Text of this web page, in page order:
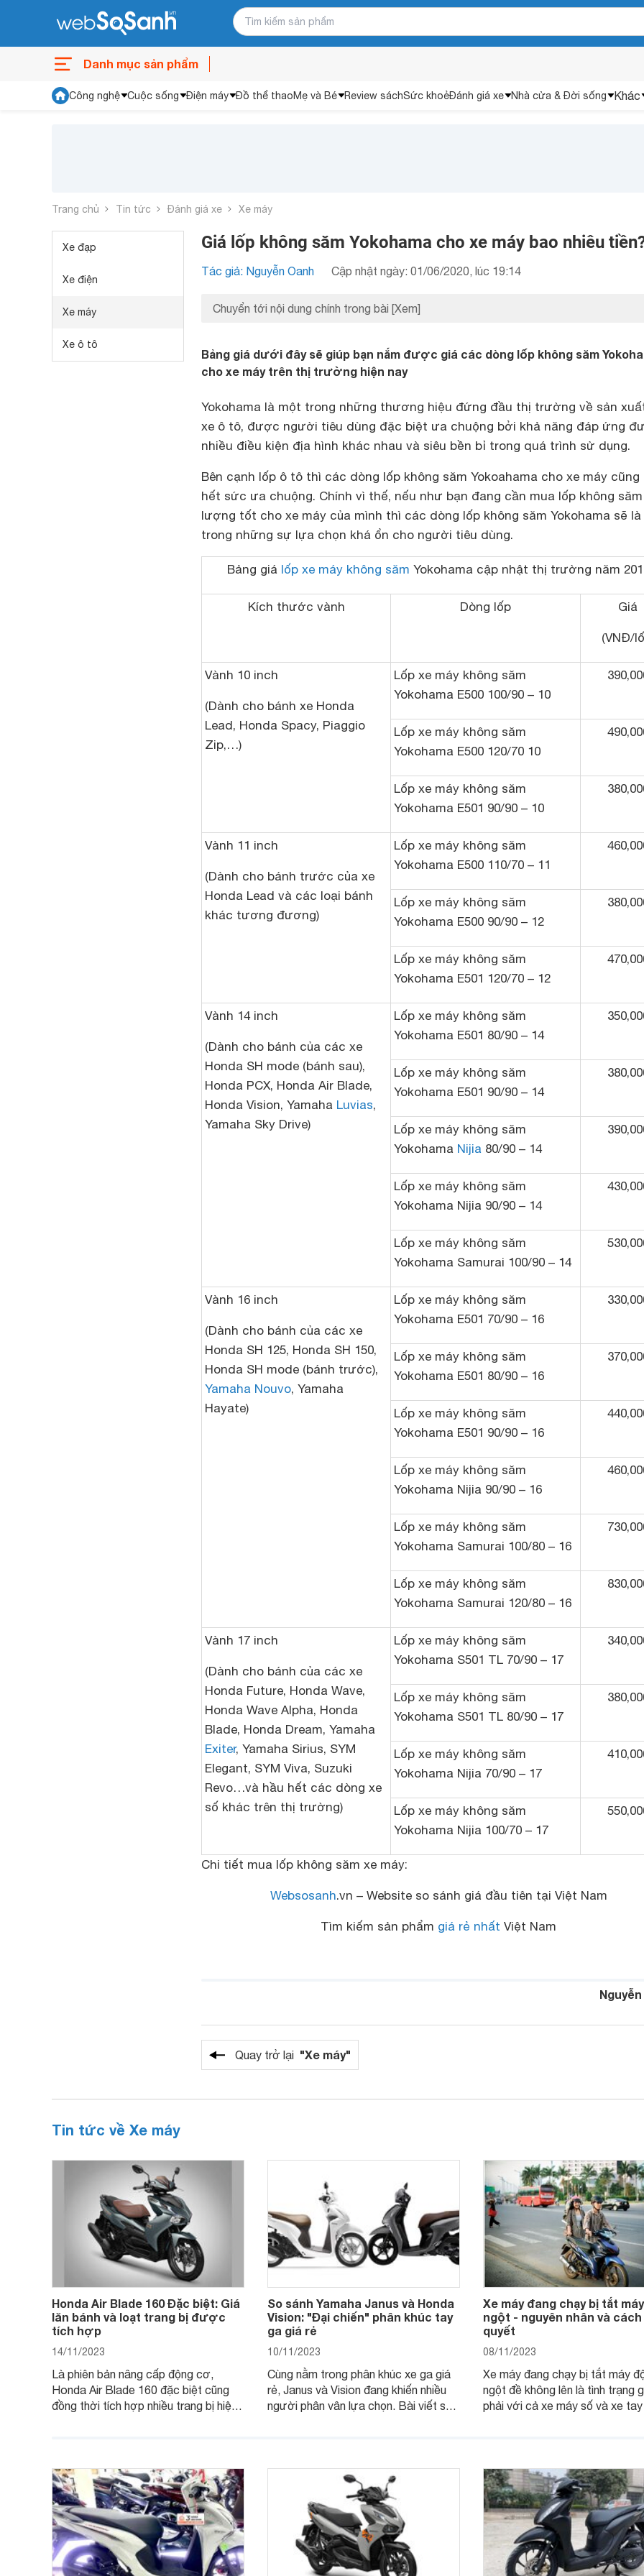
Danh mục sản phẩm
Công nghệ Cuộc sống Điện máy Đồ thể thaoMẹ và Bé Review sáchSức khoẻĐánh giá xe Nhà cửa & Đời sống Khác
Trang chủ Tin tức Đánh giá xe Xe máy
Xe đạp
Xe điện
Xe máy
Xe ô tô
Giá lốp không săm Yokohama cho xe máy bao nhiêu
Tác giả: Nguyễn Oanh Cập nhật ngày: 01/06/2020, lúc 19:14
Chuyển tới nội dung chính trong bài [Xem]
Bảng giá dưới đây sẽ giúp bạn nắm được giá các dòng lốp không săm
cho xe máy trên thị trường hiện nay
Yokohama là một trong những thương hiệu đứng đầu thị trường về sản
xe ô tô, được người tiêu dùng đặc biệt ưa chuộng bởi khả năng đáp ứng
nhiều điều kiện địa hình khác nhau và siêu bền bỉ trong quá trình sử dụng.
Bên cạnh lốp ô tô thì các dòng lốp không săm Yokoahama cho xe máy
hết sức ưa chuộng. Chính vì thế, nếu như bạn đang cần mua lốp không
lượng tốt cho xe máy của mình thì các dòng lốp không săm Yokohama sẽ
trong những sự lựa chọn khá ổn cho người tiêu dùng.
Bảng giá lốp xe máy không săm Yokohama cập nhật thị trường năm
Kích thước vành Dòng lốp Giá
(VNĐ/
Vành 10 inch
(Dành cho bánh xe Honda
Lead, Honda Spacy, Piaggio
Zip,…)
Lốp xe máy không săm
Yokohama E500 100/90 – 10
Lốp xe máy không săm
Yokohama E500 120/70 10
Lốp xe máy không săm
Yokohama E501 90/90 – 10
Vành 11 inch
(Dành cho bánh trước của xe
Honda Lead và các loại bánh
khác tương đương)
Lốp xe máy không săm
Yokohama E500 110/70 – 11
Lốp xe máy không săm
Yokohama E500 90/90 – 12
Lốp xe máy không săm
Yokohama E501 120/70 – 12
Vành 14 inch
(Dành cho bánh của các xe
Honda SH mode (bánh sau),
Honda PCX, Honda Air Blade,
Honda Vision, Yamaha Luvias,
Yamaha Sky Drive)
Lốp xe máy không săm
Yokohama E501 80/90 – 14
Lốp xe máy không săm
Yokohama E501 90/90 – 14
Lốp xe máy không săm
Yokohama Nijia 80/90 – 14
Lốp xe máy không săm
Yokohama Nijia 90/90 – 14
Lốp xe máy không săm
Yokohama Samurai 100/90 – 14
Vành 16 inch
(Dành cho bánh của các xe
Honda SH 125, Honda SH 150,
Honda SH mode (bánh trước),
Yamaha Nouvo, Yamaha
Hayate)
Lốp xe máy không săm
Yokohama E501 70/90 – 16
Lốp xe máy không săm
Yokohama E501 80/90 – 16
Lốp xe máy không săm
Yokohama E501 90/90 – 16
Lốp xe máy không săm
Yokohama Nijia 90/90 – 16
Lốp xe máy không săm
Yokohama Samurai 100/80 – 16
Lốp xe máy không săm
Yokohama Samurai 120/80 – 16
Vành 17 inch
(Dành cho bánh của các xe
Honda Future, Honda Wave,
Honda Wave Alpha, Honda
Blade, Honda Dream, Yamaha
Exiter, Yamaha Sirius, SYM
Elegant, SYM Viva, Suzuki
Revo…và hầu hết các dòng xe
số khác trên thị trường)
Lốp xe máy không săm
Yokohama S501 TL 70/90 – 17
Lốp xe máy không săm
Yokohama S501 TL 80/90 – 17
Lốp xe máy không săm
Yokohama Nijia 70/90 – 17
Lốp xe máy không săm
Yokohama Nijia 100/70 – 17
Chi tiết mua lốp không săm xe máy:
Websosanh.vn – Website so sánh giá đầu tiên tại Việt Nam
Tìm kiếm sản phẩm giá rẻ nhất Việt Nam
Quay trở lại "Xe máy"
Tin tức về Xe máy
Honda Air Blade 160 Đặc biệt: Giá
lăn bánh và loạt trang bị được
tích hợp
14/11/2023
Là phiên bản nâng cấp động cơ,
Honda Air Blade 160 đặc biệt cũng
đồng thời tích hợp nhiều trang bị hiện
So sánh Yamaha Janus và Honda
Vision: "Đại chiến" phân khúc tay
ga giá rẻ
10/11/2023
Cùng nằm trong phân khúc xe ga giá
rẻ, Janus và Vision đang khiến nhiều
người phân vân lựa chọn. Bài viết so
Xe máy đang chạy bị tắt
ngột - nguyên nhân và cách
quyết
08/11/2023
Xe máy đang chạy bị tắt máy
ngột đề không lên là tình trạng
phải với cả xe máy số và xe tay